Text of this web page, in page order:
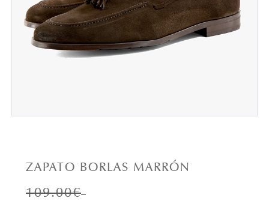
ZAPATO BORLAS MARRÓN
109.00€